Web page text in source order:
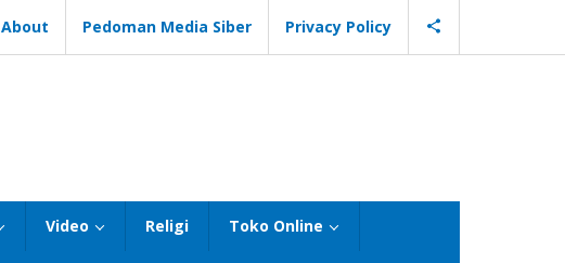
About Pedoman Media Siber Privacy Policy
Video Religi Toko Online